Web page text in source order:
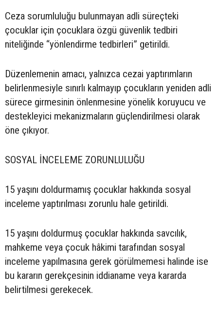
Ceza sorumluluğu bulunmayan adli süreçteki
çocuklar için çocuklara özgü güvenlik tedbiri
niteliğinde “yönlendirme tedbirleri” getirildi.
Düzenlemenin amacı, yalnızca cezai yaptırımların
belirlenmesiyle sınırlı kalmayıp çocukların yeniden adli
sürece girmesinin önlenmesine yönelik koruyucu ve
destekleyici mekanizmaların güçlendirilmesi olarak
öne çıkıyor.
SOSYAL İNCELEME ZORUNLULUĞU
15 yaşını doldurmamış çocuklar hakkında sosyal
inceleme yaptırılması zorunlu hale getirildi.
15 yaşını doldurmuş çocuklar hakkında savcılık,
mahkeme veya çocuk hâkimi tarafından sosyal
inceleme yapılmasına gerek görülmemesi halinde ise
bu kararın gerekçesinin iddianame veya kararda
belirtilmesi gerekecek.